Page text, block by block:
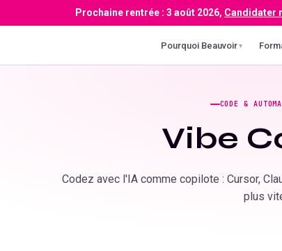
Prochaine rentrée : 3 août 2026, Candidater
Pourquoi Beauvoir ▾
CODE &
Vibe
Codez avec l'IA comme copilote : Cursor,
plus